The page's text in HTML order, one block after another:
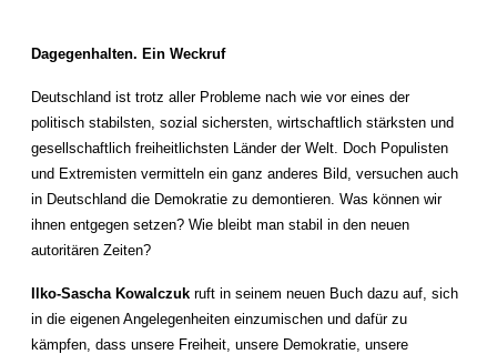
Dagegenhalten. Ein Weckruf
Deutschland ist trotz aller Probleme nach wie vor eines der
politisch stabilsten, sozial sichersten, wirtschaftlich stärksten und
gesellschaftlich freiheitlichsten Länder der Welt. Doch Populisten
und Extremisten vermitteln ein ganz anderes Bild, versuchen auch
in Deutschland die Demokratie zu demontieren. Was können wir
ihnen entgegen setzen? Wie bleibt man stabil in den neuen
autoritären Zeiten?
Ilko-Sascha Kowalczuk ruft in seinem neuen Buch dazu auf, sich
in die eigenen Angelegenheiten einzumischen und dafür zu
kämpfen, dass unsere Freiheit, unsere Demokratie, unsere